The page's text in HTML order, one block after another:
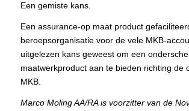
Een gemiste kans.
Een assurance-op maat product
beroepsorganisatie voor de vele MKB-
uitgelezen kans geweest om een
maatwerkproduct aan te bieden richting de
MKB.
Marco Moling AA/RA is voorzitter van de